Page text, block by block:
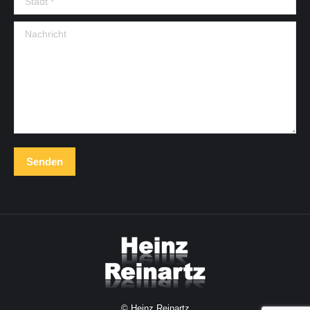
Nachricht
Senden